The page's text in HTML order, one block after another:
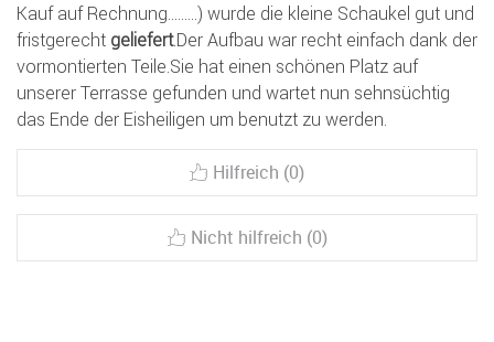
Kauf auf Rechnung.........) wurde die kleine Schaukel gut und
fristgerecht geliefert.Der Aufbau war recht einfach dank der
vormontierten Teile.Sie hat einen schönen Platz auf
unserer Terrasse gefunden und wartet nun sehnsüchtig
das Ende der Eisheiligen um benutzt zu werden.
Hilfreich (0)
Nicht hilfreich (0)